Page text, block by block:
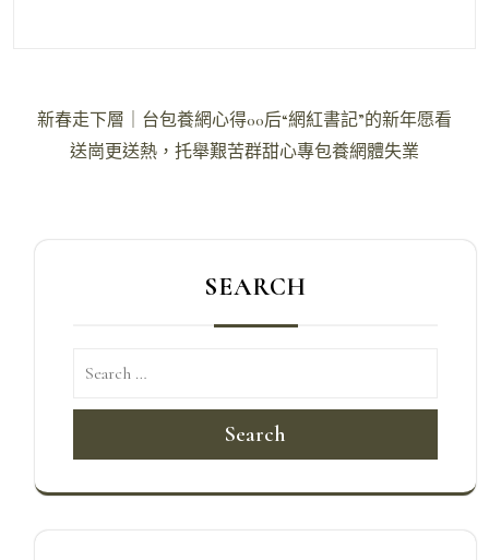
文新春走下層｜台包養網心得00后“網紅書記”的新年愿看
送崗更送熱，托舉艱苦群甜心專包養網體失業
SEARCH
Search